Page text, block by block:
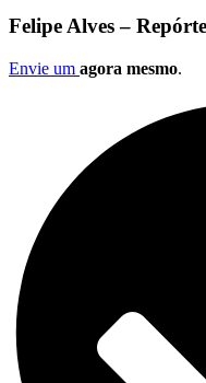
Felipe Alves –
Envie um agora mesmo.